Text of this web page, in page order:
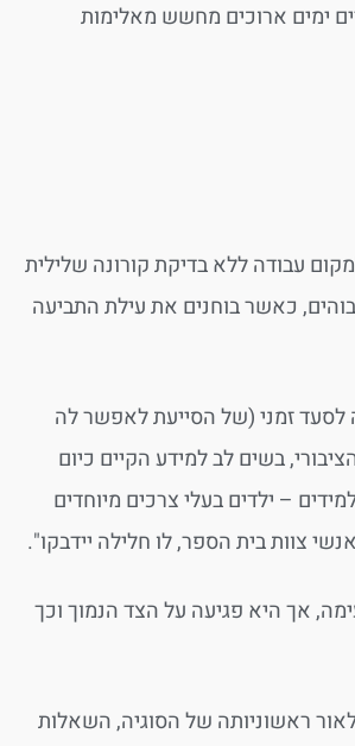
ימים ארוכים מחשש מאלימות
עבודה ללא בדיקת קורונה שלילית
כאשר בוחנים את עילת התביעה
לסעד זמני (של הסייעת לאפשר לה
בשים לב למידע הקיים כיום
– ילדים בעלי צרכים מיוחדים
צוות בית הספר, לו חלילה יידבקו".
אך היא פגיעה על הצד הנמוך וכך
ראשוניותה של הסוגיה, השאלות